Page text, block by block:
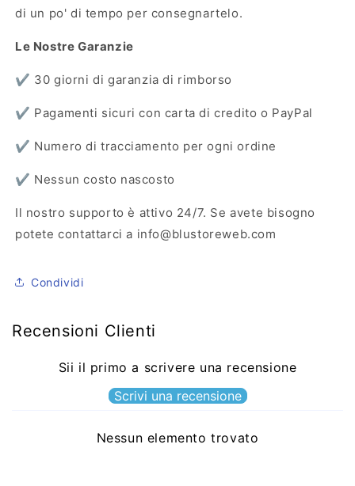
di un po' di tempo per consegnartelo.
Le Nostre Garanzie
✔️ 30 giorni di garanzia di rimborso
✔️ Pagamenti sicuri con carta di credito o PayPal
✔️ Numero di tracciamento per ogni ordine
✔️ Nessun costo nascosto
Il nostro supporto è attivo 24/7. Se avete bisogno
potete contattarci a info@blustoreweb.com
Condividi
Recensioni Clienti
Sii il primo a scrivere una recensione
Scrivi una recensione
Nessun elemento trovato